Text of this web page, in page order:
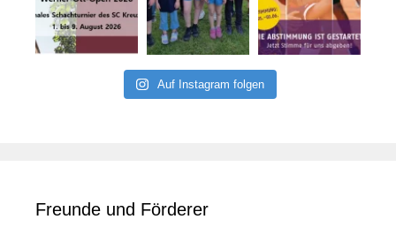
Auf Instagram folgen
Freunde und Förderer